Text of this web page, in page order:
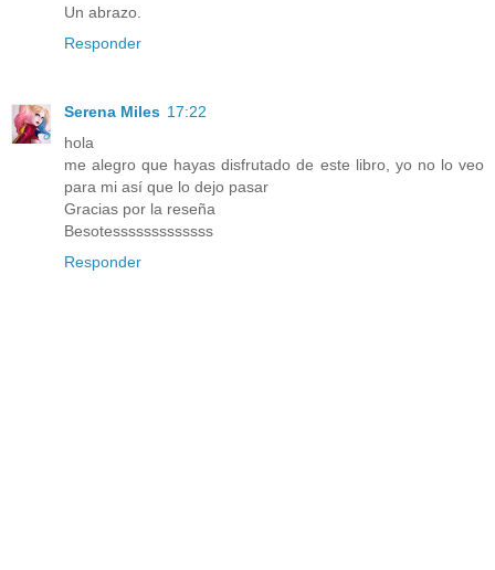
Un abrazo.
Responder
Serena Miles 17:22
hola
me alegro que hayas disfrutado de este libro, yo no lo veo
para mi así que lo dejo pasar
Gracias por la reseña
Besotesssssssssssss
Responder